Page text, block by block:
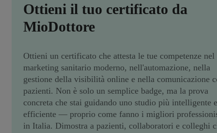
Ottieni il tuo certificato da
MioDottore
Ottieni un certificato che attesta le tue competenze nel
marketing sanitario moderno, nell'automazione, nella
gestione della visibilità online e nella comunicazione
pazienti. Non è solo un semplice badge, ma la prova
concreta che stai guidando uno studio più intelligente
efficiente — proprio come fanno i migliori
in Italia. Dimostra a pazienti, collaboratori e colleghi